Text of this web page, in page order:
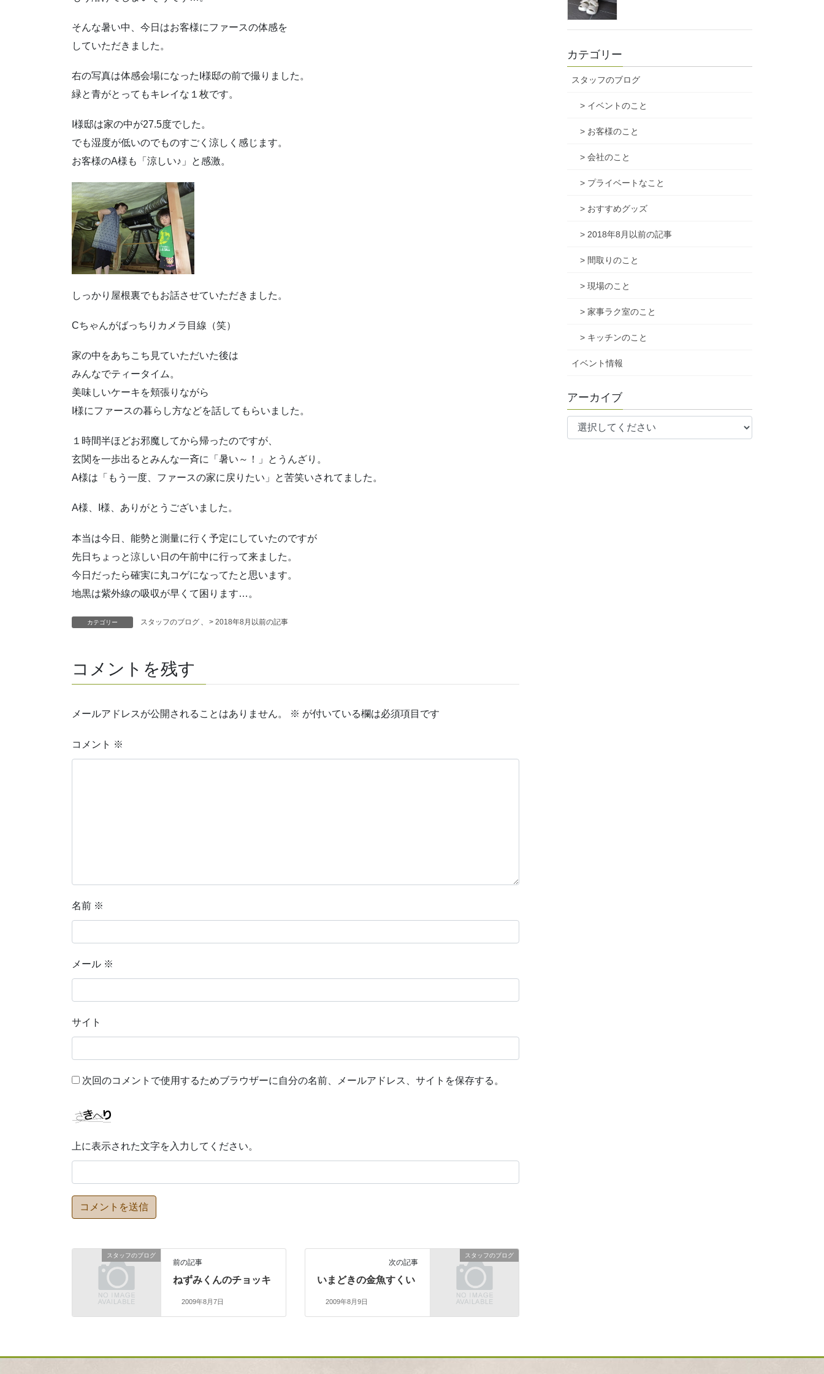
そんな暑い中、今日はお客様にファースの体感を
していただきました。
右の写真は体感会場になったI様邸の前で撮りました。
緑と青がとってもキレイな１枚です。
I様邸は家の中が27.5度でした。
でも湿度が低いのでものすごく涼しく感じます。
お客様のA様も「涼しい♪」と感激。
しっかり屋根裏でもお話させていただきました。
Cちゃんがばっちりカメラ目線（笑）
家の中をあちこち見ていただいた後は
みんなでティータイム。
美味しいケーキを頬張りながら
I様にファースの暮らし方などを話してもらいました。
１時間半ほどお邪魔してから帰ったのですが、
玄関を一歩出るとみんな一斉に「暑い～！」とうんざり。
A様は「もう一度、ファースの家に戻りたい」と苦笑いされてました。
A様、I様、ありがとうございました。
本当は今日、能勢と測量に行く予定にしていたのですが
先日ちょっと涼しい日の午前中に行って来ました。
今日だったら確実に丸コゲになってたと思います。
地黒は紫外線の吸収が早くて困ります…。
カテゴリー スタッフのブログ > 2018年8月以前の記事
コメントを残す
メールアドレスが公開されることはありません。 ※ が付いている欄は必須項目です
コメント ※
名前 ※
メール ※
サイト
次回のコメントで使用するためブラウザーに自分の名前、メールアドレス、サイトを保存する。
上に表示された文字を入力してください。
スタッフのブログ
前の記事
ねずみくんのチョッキ
2009年8月7日
スタッフのブログ
次の記事
いまどきの金魚すくい
2009年8月9日
カテゴリー
スタッフのブログ
> イベントのこと
> お客様のこと
> 会社のこと
> プライベートなこと
> おすすめグッズ
> 2018年8月以前の記事
> 間取りのこと
> 現場のこと
> 家事ラク室のこと
> キッチンのこと
イベント情報
アーカイブ